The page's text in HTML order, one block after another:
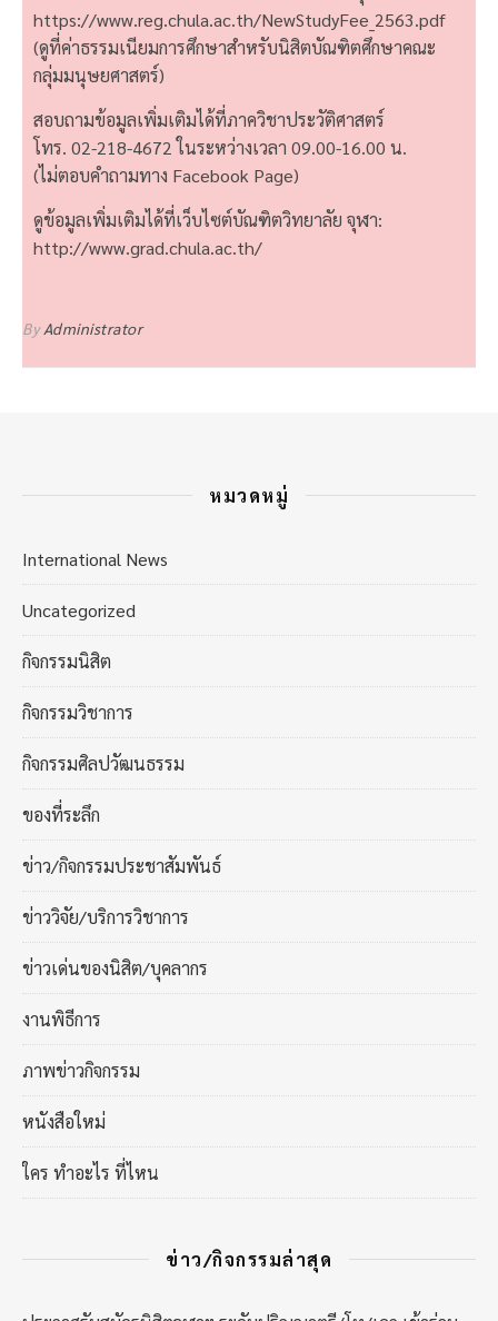
https://www.reg.chula.ac.th/NewStudyFee_2563.pdf
(ดูที่ค่าธรรมเนียมการศึกษาสำหรับนิสิตบัณฑิตศึกษาคณะ
กลุ่มมนุษยศาสตร์)
สอบถามข้อมูลเพิ่มเติมได้ที่ภาควิชาประวัติศาสตร์
โทร. 02-218-4672 ในระหว่างเวลา 09.00-16.00 น.
(ไม่ตอบคำถามทาง Facebook Page)
ดูข้อมูลเพิ่มเติมได้ที่เว็บไซต์บัณฑิตวิทยาลัย จุฬา:
http://www.grad.chula.ac.th/
ByAdministrator
หมวดหมู่
International News
Uncategorized
กิจกรรมนิสิต
กิจกรรมวิชาการ
กิจกรรมศิลปวัฒนธรรม
ของที่ระลึก
ข่าว/กิจกรรมประชาสัมพันธ์
ข่าววิจัย/บริการวิชาการ
ข่าวเด่นของนิสิต/บุคลากร
งานพิธีการ
ภาพข่าวกิจกรรม
หนังสือใหม่
ใคร ทำอะไร ที่ไหน
ข่าว/กิจกรรมล่าสุด